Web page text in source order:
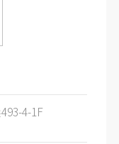
4-1F